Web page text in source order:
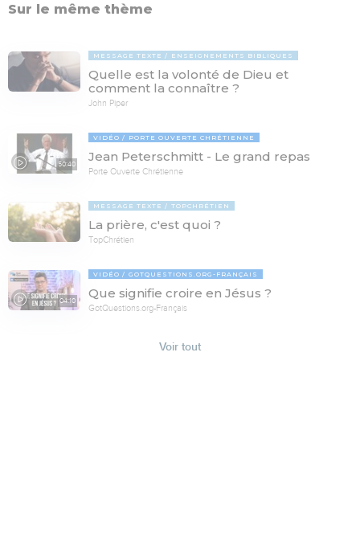
Sur le même thème
MESSAGE TEXTE ENSEIGNEMENTS BIBLIQUES
Quelle est la volonté de Dieu et
comment la connaître ?
John Piper
50:40
VIDÉO PORTE OUVERTE CHRÉTIENNE
Jean Peterschmitt - Le grand repas
Porte Ouverte Chrétienne
MESSAGE TEXTE TOPCHRÉTIEN
La prière, c'est quoi ?
TopChrétien
04:10
VIDÉO GOTQUESTIONS.ORG-FRANÇAIS
Que signifie croire en Jésus ?
GotQuestions.org-Français
Voir tout